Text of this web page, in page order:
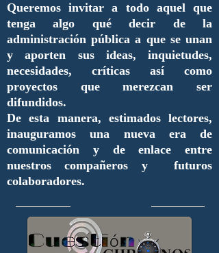
Queremos invitar a todo aquel que
tenga algo qué decir de la
administración pública a que se unan
y aporten sus ideas, inquietudes,
necesidades, críticas así como
proyectos que merezcan ser
difundidos.
De esta manera, estimados lectores,
inauguramos una nueva era de
comunicación y de enlace entre
nuestros compañeros y futuros
colaboradores.